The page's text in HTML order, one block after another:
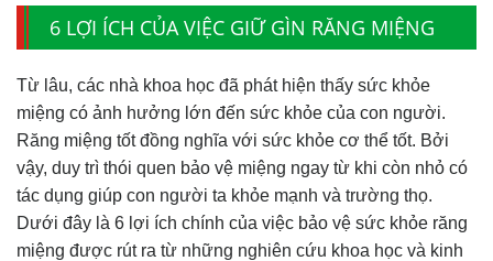
6 LỢI ÍCH CỦA VIỆC GIỮ GÌN RĂNG MIỆNG
Từ lâu, các nhà khoa học đã phát hiện thấy sức khỏe
miệng có ảnh hưởng lớn đến sức khỏe của con người.
Răng miệng tốt đồng nghĩa với sức khỏe cơ thể tốt. Bởi
vậy, duy trì thói quen bảo vệ miệng ngay từ khi còn nhỏ có
tác dụng giúp con người ta khỏe mạnh và trường thọ.
Dưới đây là 6 lợi ích chính của việc bảo vệ sức khỏe răng
miệng được rút ra từ những nghiên cứu khoa học và kinh